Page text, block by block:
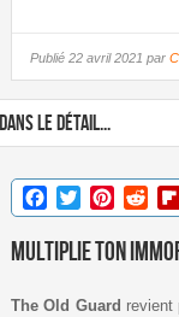
Publié 22 avril 2021 par
DANS LE DÉTAIL...
Facebook
TwitterPinterest
Multiplie ton
The Old Guard revient